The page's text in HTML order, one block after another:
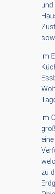
und
Im
Im
zu